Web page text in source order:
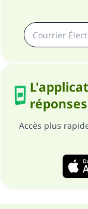
réponses
Accès plus